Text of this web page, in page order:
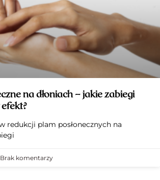
na dłoniach – jakie zabiegi
redukcji plam posłonecznych na
Brak komentarzy